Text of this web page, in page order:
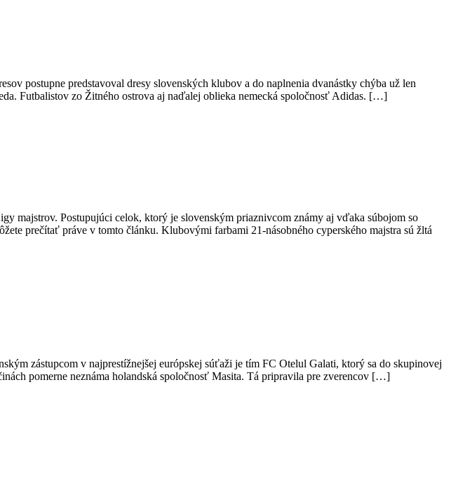
postupne predstavoval dresy slovenských klubov a do naplnenia dvanástky chýba už len
Futbalistov zo Žitného ostrova aj naďalej oblieka nemecká spoločnosť Adidas. […]
majstrov. Postupujúci celok, ktorý je slovenským priaznivcom známy aj vďaka súbojom so
prečítať práve v tomto článku. Klubovými farbami 21-násobného cyperského majstra sú žltá
zástupcom v najprestížnejšej európskej súťaži je tím FC Otelul Galati, ktorý sa do skupinovej
pomerne neznáma holandská spoločnosť Masita. Tá pripravila pre zverencov […]